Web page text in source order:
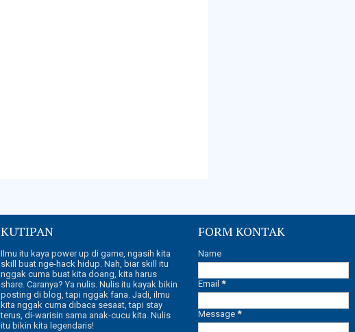
KUTIPAN
Ilmu itu kaya power up di game, ngasih kita
skill buat nge-hack hidup. Nah, biar skill itu
nggak cuma buat kita doang, kita harus
share. Caranya? Ya nulis. Nulis itu kayak bikin
posting di blog, tapi nggak fana. Jadi, ilmu
kita nggak cuma dibaca sesaat, tapi stay
terus, di-warisin sama anak-cucu kita. Nulis
itu bikin kita legendaris!
FORM KONTAK
Name
Email *
Message *